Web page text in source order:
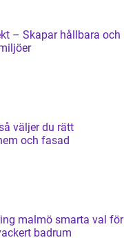
– Skapar hållbara och
och fasad
smarta val för
badrum